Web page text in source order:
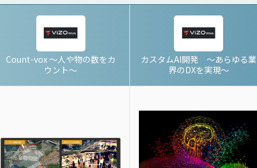
Count-vox 〜人や物の数をカ
ウント〜
カスタムAI開発 〜あらゆる業
界のDXを実現〜